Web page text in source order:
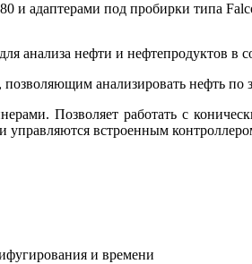
и адаптерами под пробирки типа
анализа нефти и нефтепродуктов
анализировать нефть
Позволяет работать с
управляются встроенным
и времени